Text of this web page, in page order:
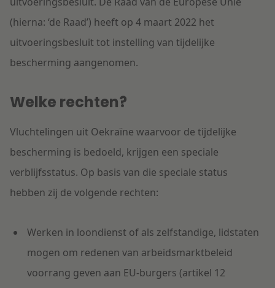
(hierna: ‘de Raad’) heeft op 4 maart 2022 het
uitvoeringsbesluit tot instelling van tijdelijke
bescherming aangenomen.
Welke rechten?
Vluchtelingen uit Oekraïne waarvoor de tijdelijke
bescherming is bedoeld, krijgen een speciale
verblijfsstatus. Op basis van die speciale status
hebben zij de volgende rechten:
Werken in loondienst of als zelfstandige, lidstaten
mogen om redenen van arbeidsmarktbeleid
voorrang geven aan EU-burgers (artikel 12